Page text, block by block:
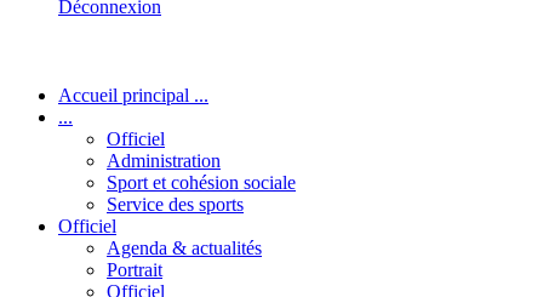
Déconnexion
Accueil principal ...
...
Officiel
Administration
Sport et cohésion sociale
Service des sports
Officiel
Agenda & actualités
Portrait
Officiel